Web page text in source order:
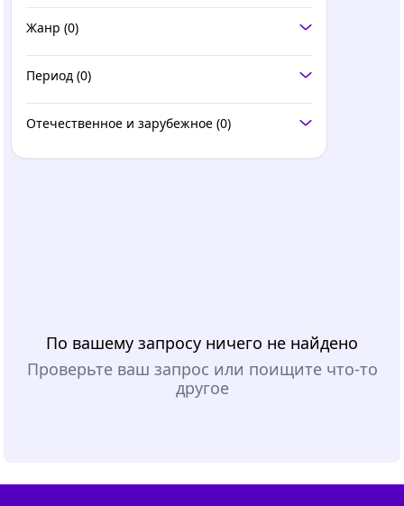
Жанр (0)
Период (0)
Отечественное и зарубежное (0)
По вашему запросу ничего не найдено
Проверьте ваш запрос или поищите что-то
другое